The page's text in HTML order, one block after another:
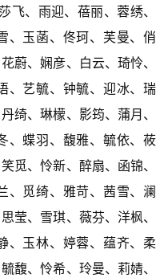
飞、雨迎、蓓丽、蓉绣、
、玉菡、佟珂、芙曼、俏
蔚、娴彦、白云、琦怜、
、艺毓、钟毓、迎冰、瑞
绮、琳檬、影筠、蒲月、
、蝶羽、馥雅、毓依、莜
觅、怜新、醉扇、函锦、
、觅绮、雅苛、茜雪、澜
莹、雪琪、薇芬、洋枫、
、玉林、婷蓉、蕴齐、柔
馥、怜希、玲曼、莉婧、